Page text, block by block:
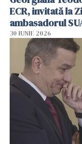
ECR, invitată la
ambasadorul
30 IUNIE 2026